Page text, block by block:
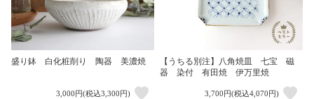
盛り鉢 白化粧削り 陶器 美濃焼
3,000円(税込3,300円)
【うちる別注】八角焼皿 七宝 磁
器 染付 有田焼 伊万里焼
3,700円(税込4,070円)